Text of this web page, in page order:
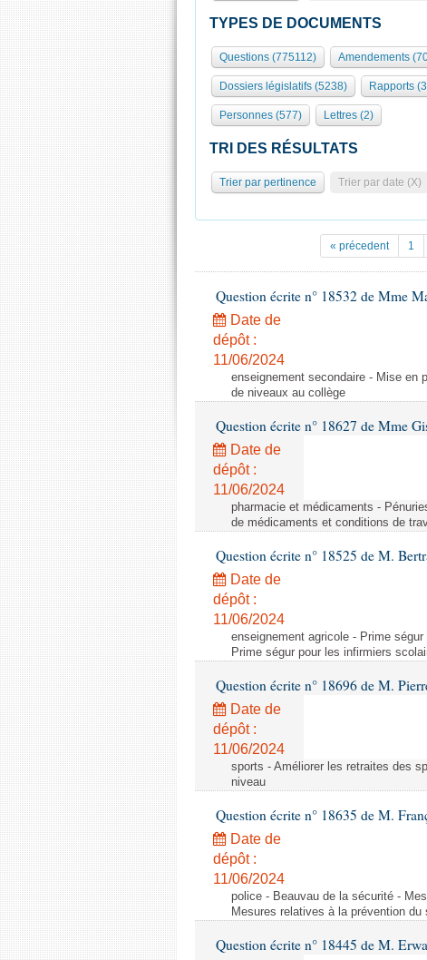
TYPES DE DOCUMENTS
Questions (775112) Amendements
Dossiers législatifs (5238) Rapports
Personnes (577) Lettres (2)
TRI DES RÉSULTATS
Trier par pertinence Trier par date (X)
« précedent 1
Question écrite n° 18532 de Mme
Date de
dépôt :
11/06/2024
enseignement secondaire - Mise en
de niveaux au collège
Question écrite n° 18627 de Mme
Date de
dépôt :
11/06/2024
pharmacie et médicaments -
de médicaments et conditions de
Question écrite n° 18525 de M.
Date de
dépôt :
11/06/2024
enseignement agricole - Prime
Prime ségur pour les infirmiers
Question écrite n° 18696 de M.
Date de
dépôt :
11/06/2024
sports - Améliorer les retraites des
niveau
Question écrite n° 18635 de M.
Date de
dépôt :
11/06/2024
police - Beauvau de la sécurité -
Mesures relatives à la prévention du
Question écrite n° 18445 de M.